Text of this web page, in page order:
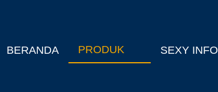
BERANDA PRODUK SEXY INFO